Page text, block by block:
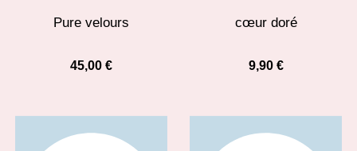
Pure velours
45,00 €
cœur doré
9,90 €